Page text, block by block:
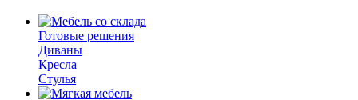
Готовые решения
Диваны
Кресла
Стулья